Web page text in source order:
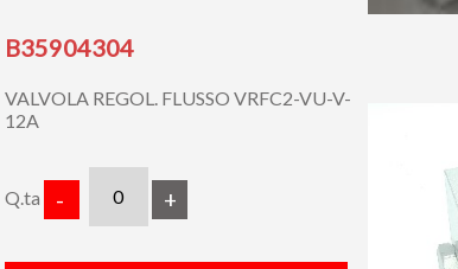
B35904304
VALVOLA REGOL. FLUSSO VRFC2-VU-V-
12A
Q.ta - +